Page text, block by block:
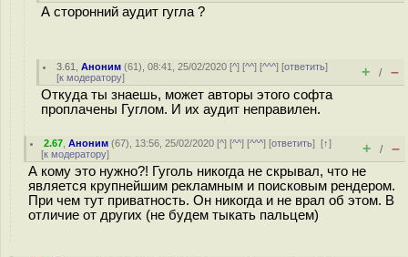
А сторонний аудит гугла ?
3.61 ,Аноним (61), 08:41, 25/02/2020 [^] [^^] [^^^] [ответить]
[к модератору] + / –
Откуда ты знаешь, может авторы этого софта
проплачены Гуглом. И их аудит неправилен.
2.67 ,Аноним (67), 13:56, 25/02/2020 [^] [^^] [^^^] [ответить][↑]
[к модератору] + / –
А кому это нужно?! Гуголь никогда не скрывал, что не
является крупнейшим рекламным и поисковым рендером.
При чем тут приватность. Он никогда и не врал об этом. В
отличие от других (не будем тыкать пальцем)